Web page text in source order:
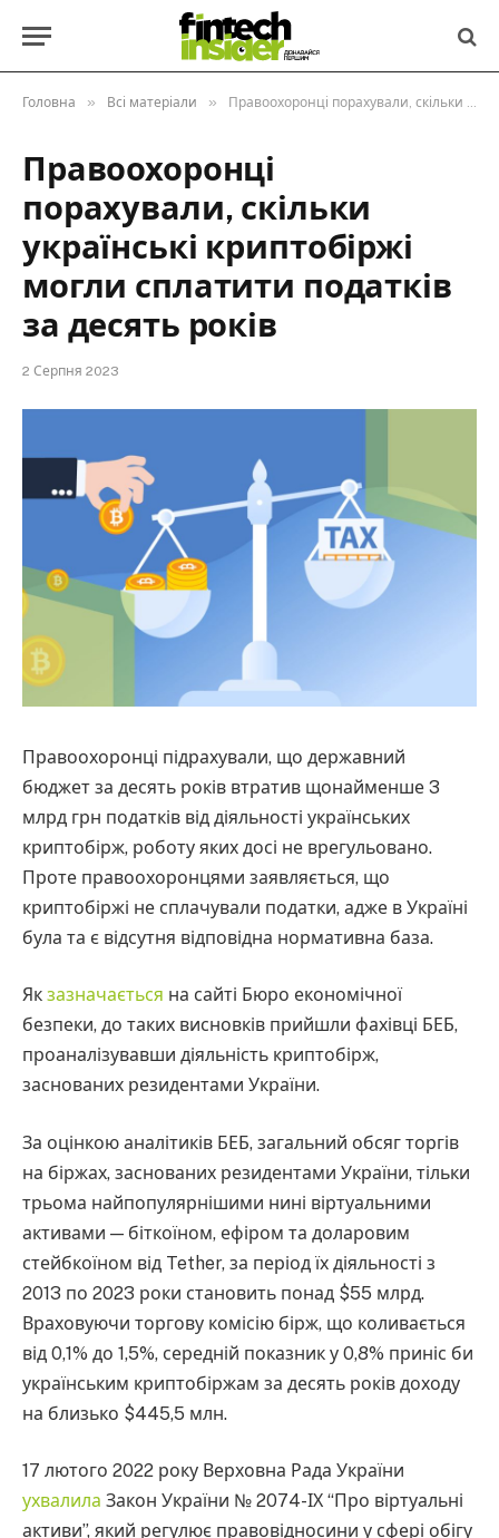
Головна » Всі матеріали » Правоохоронці порахували, скільки українські криптобіржі могли сплатити податків за десять років
Правоохоронці
порахували, скільки
українські криптобіржі
могли сплатити податків
за десять років
2 Серпня 2023
Правоохоронці підрахували, що державний
бюджет за десять років втратив щонайменше 3
млрд грн податків від діяльності українських
криптобірж, роботу яких досі не врегульовано.
Проте правоохоронцями заявляється, що
криптобіржі не сплачували податки, адже в Україні
була та є відсутня відповідна нормативна база.
Як зазначається на сайті Бюро економічної
безпеки, до таких висновків прийшли фахівці БЕБ,
проаналізувавши діяльність криптобірж,
заснованих резидентами України.
За оцінкою аналітиків БЕБ, загальний обсяг торгів
на біржах, заснованих резидентами України, тільки
трьома найпопулярнішими нині віртуальними
активами — біткоїном, ефіром та доларовим
стейбкоїном від Tether, за період їх діяльності з
2013 по 2023 роки становить понад $55 млрд.
Враховуючи торгову комісію бірж, що коливається
від 0,1% до 1,5%, середній показник у 0,8% приніс би
українським криптобіржам за десять років доходу
на близько $445,5 млн.
17 лютого 2022 року Верховна Рада України
ухвалила Закон України № 2074-ІХ “Про віртуальні
активи”, який регулює правовідносини у сфері обігу